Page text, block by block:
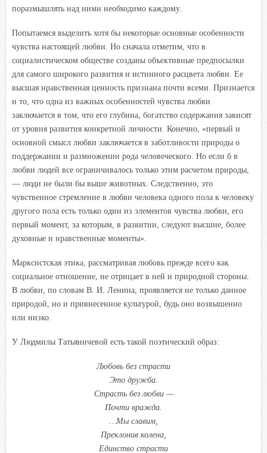
поразмышлять над ними необходимо каждому.
Попытаемся выделить хотя бы некоторые основные особенности
чувства настоящей любви. Но сначала отметим, что в
социалистическом обществе созданы объективные предпосылки
для самого широкого развития и истинного расцвета любви. Ее
высшая нравственная ценность признана почти всеми. Признается
и то, что одна из важных особенностей чувства любви
заключается в том, что его глубина, богатство содержания зависят
от уровня развития конкретной личности. Конечно, «первый и
основной смысл любви заключается в заботливости природы о
поддержании и размножении рода человеческого. Но если б в
любви людей все ограничивалось только этим расчетом природы,
— люди не были бы выше животных. Следственно, это
чувственное стремление в любви человека одного пола к человеку
другого пола есть только один из элементов чувства любви, его
первый момент, за которым, в развитии, следуют высшие, более
духовные и нравственные моменты».
Марксистская этика, рассматривая любовь прежде всего как
социальное отношение, не отрицает в ней и природной стороны.
В любви, по словам В. И. Ленина, проявляется не только данное
природой, но и привнесенное культурой, будь оно возвышенно
или низко.
У Людмилы Татьяничевой есть такой поэтический образ:
Любовь без страсти
Это дружба.
Страсть без любви —
Почти вражда.
…Мы славим,
Преклонив колена,
Единство страсти